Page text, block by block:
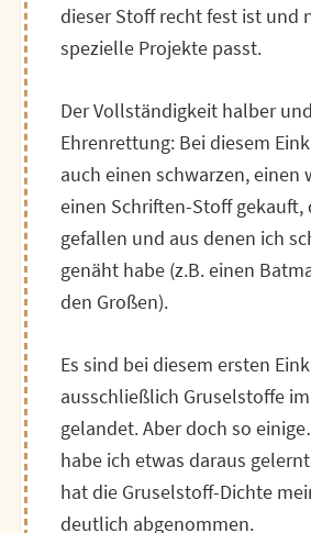
dieser Stoff recht fest ist und
spezielle Projekte passt.
Der Vollständigkeit halber
Ehrenrettung: Bei diesem
auch einen schwarzen, einen
einen Schriften-Stoff gekauft,
gefallen und aus denen ich
genäht habe (z.B. einen
den Großen).
Es sind bei diesem ersten
ausschließlich Gruselstoffe
gelandet. Aber doch so
habe ich etwas daraus
hat die Gruselstoff-Dichte
deutlich abgenommen.